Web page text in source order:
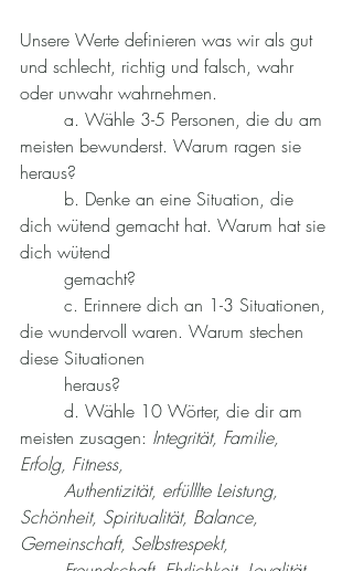
Unsere Werte definieren was wir als gut
und schlecht, richtig und falsch, wahr
oder unwahr wahrnehmen.
meisten bewunderst. Warum ragen sie
heraus?
dich wütend gemacht hat. Warum hat sie
dich wütend
	gemacht?
die wundervoll waren. Warum stechen
diese Situationen
	heraus?
meisten zusagen: Integrität, Familie,
Erfolg, Fitness,
Schönheit, Spiritualität, Balance,
Gemeinschaft, Selbstrespekt,